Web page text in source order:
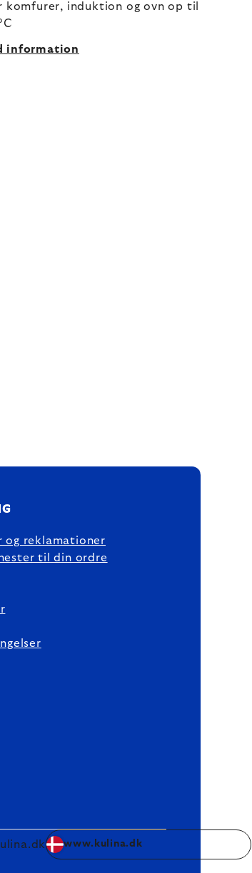
komfurer, induktion og ovn op til
information
og reklamationer
til din ordre
www.kulina.dk